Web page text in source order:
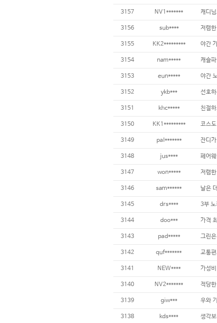
3157 NV1*******
3156 sub****
3155 KK2*********
3154 nam***** 캐슬
3153 eun***** 야간
3152 ykb***
3151 khc***** 친절
3150 KK1*********
3149 pal*******
3148 jus****
3147 won*****
3146 sam******
3145 drs****
3144 doo***
3143 pad*****
3142 quf*******
3141 NEW****
3140 NV2*******
3139 giw***
3138 kds****